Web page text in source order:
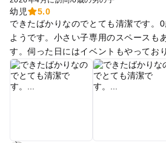
幼児
5.0
できたばかりなのでとても清潔です。
ようです。小さい子専用のスペースも
す。伺った日にはイベントもやってお
作ることができました。 授乳室は2部
も2つあり、オムツを捨てる場所もあ
ろは、ベビーカー置き場が店舗の横側